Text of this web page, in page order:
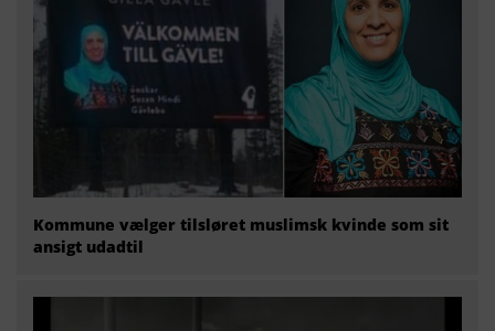
Kommune vælger tilsløret muslimsk kvinde som sit
ansigt udadtil